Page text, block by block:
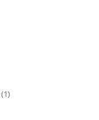
(1)